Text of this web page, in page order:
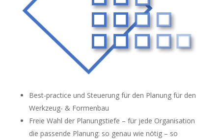
Best-practice und Steuerung für den Planung für den
Werkzeug- & Formenbau
Freie Wahl der Planungstiefe – für jede Organisation
die passende Planung: so genau wie nötig – so